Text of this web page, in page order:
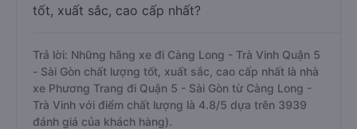
tốt, xuất sắc, cao cấp nhất?
Trả lời: Những hãng xe đi Càng Long - Trà Vinh Quận 5
- Sài Gòn chất lượng tốt, xuất sắc, cao cấp nhất là nhà
xe Phương Trang đi Quận 5 - Sài Gòn từ Càng Long -
Trà Vinh với điểm chất lượng là 4.8/5 dựa trên 3939
đánh giá của khách hàng).